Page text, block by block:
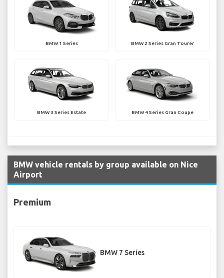
BMW 1 Series BMW 2 Series Gran Tourer
BMW 3 Series Estate BMW 4 Series Gran Coupe
BMW vehicle rentals by group available on Nice
Airport
Premium
BMW 7 Series